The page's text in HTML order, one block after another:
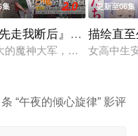
四季
邦，开始朝着实现人类
集 2.0
先走我断后』，于是10年
的魔神大军，为了回避全灭
更新至06集
描绘直
女高中生
条 “午夜的倾心旋律” 影评